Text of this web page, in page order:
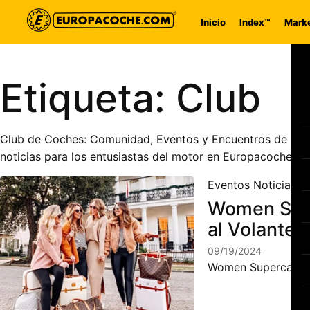
Saltar al contenido
Inicio Index™
Etiqueta: Club
Club de Coches: Comunidad, Eventos y Encuentros de
noticias para los entusiastas del motor en
Eventos Noticias
Women
al Volante
09/19/2024
Women Supercar